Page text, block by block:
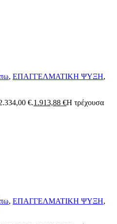
, ΕΠΑΓΓΕΛΜΑΤΙΚΗ ΨΥΞΗ,
€.1.913,88 €Η τρέχουσα
, ΕΠΑΓΓΕΛΜΑΤΙΚΗ ΨΥΞΗ,